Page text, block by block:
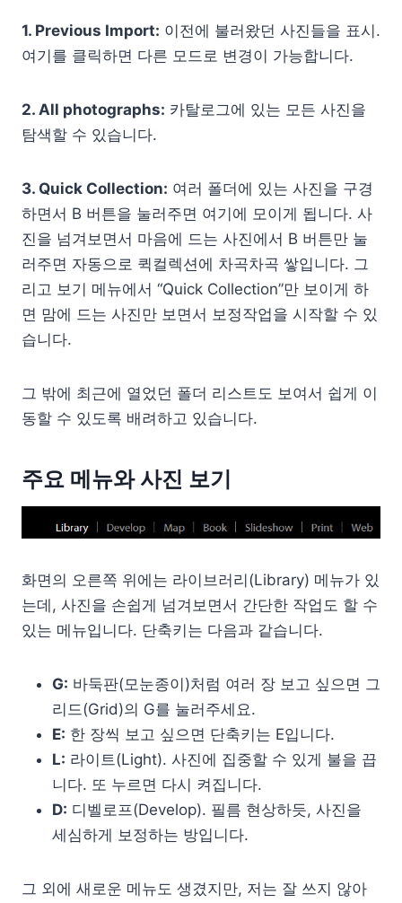
1. Pre­vi­ous Import: 이전에 불러왔던 사진들을 표시.
여기를 클릭하면 다른 모드로 변경이 가능합니다.
2. All pho­tographs: 카탈로그에 있는 모든 사진을
탐색할 수 있습니다.
3. Quick Col­lec­tion: 여러 폴더에 있는 사진을 구경
하면서 B 버튼을 눌러주면 여기에 모이게 됩니다. 사
진을 넘겨보면서 마음에 드는 사진에서 B 버튼만 눌
러주면 자동으로 퀵컬렉션에 차곡차곡 쌓입니다. 그
리고 보기 메뉴에서 “Quick Col­lec­tion”만 보이게 하
면 맘에 드는 사진만 보면서 보정작업을 시작할 수 있
습니다.
그 밖에 최근에 열었던 폴더 리스트도 보여서 쉽게 이
동할 수 있도록 배려하고 있습니다.
주요 메뉴와 사진 보기
화면의 오른쪽 위에는 라이브러리(Library) 메뉴가 있
는데, 사진을 손쉽게 넘겨보면서 간단한 작업도 할 수
있는 메뉴입니다. 단축키는 다음과 같습니다.
G: 바둑판(모눈종이)처럼 여러 장 보고 싶으면 그
리드(Grid)의 G를 눌러주세요.
E: 한 장씩 보고 싶으면 단축키는 E입니다.
L: 라이트(Light). 사진에 집중할 수 있게 불을 끕
니다. 또 누르면 다시 켜집니다.
D: 디벨로프(Develop). 필름 현상하듯, 사진을
세심하게 보정하는 방입니다.
그 외에 새로운 메뉴도 생겼지만, 저는 잘 쓰지 않아